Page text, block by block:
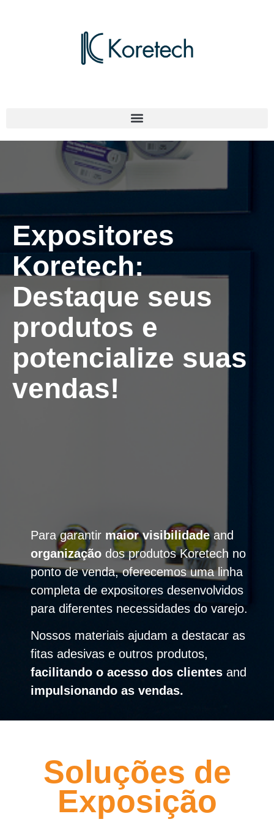
Expositores
Koretech:
Destaque seus
produtos e
potencialize suas
vendas!
Para garantir maior visibilidadeand
organização dos produtos Koretech no
ponto de venda, oferecemos uma linha
completa de expositores desenvolvidos
para diferentes necessidades do varejo.
Nossos materiais ajudam a destacar as
fitas adesivas e outros produtos,
facilitando o acesso dos clientes and
impulsionando as vendas.
Soluções de
Exposição